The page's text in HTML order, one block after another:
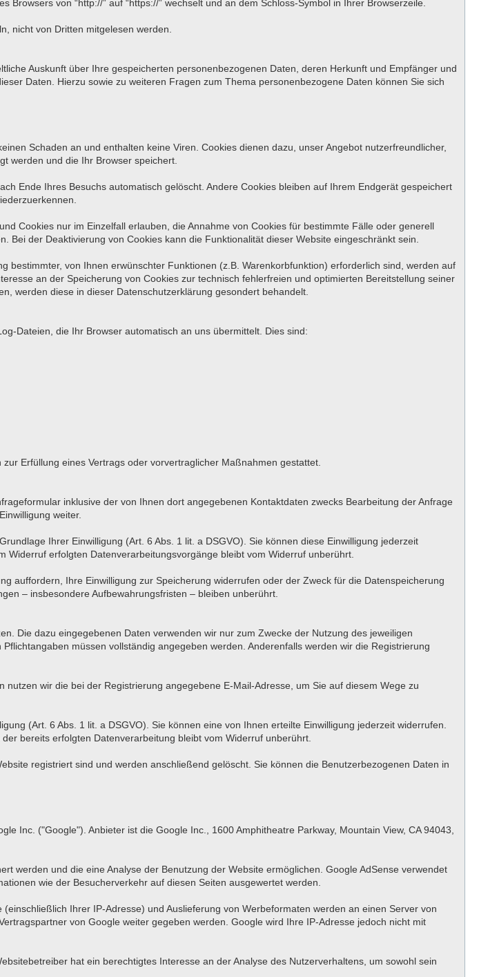
von “http://” auf “https://” wechselt und an dem Schloss-Symbol in Ihrer Browserzeile.
nicht von Dritten mitgelesen werden.
Auskunft über Ihre gespeicherten personenbezogenen Daten, deren Herkunft und Empfänger und
Daten. Hierzu sowie zu weiteren Fragen zum Thema personenbezogene Daten können Sie sich
Schaden an und enthalten keine Viren. Cookies dienen dazu, unser Angebot nutzerfreundlicher,
werden und die Ihr Browser speichert.
Ende Ihres Besuchs automatisch gelöscht. Andere Cookies bleiben auf Ihrem Endgerät gespeichert
Cookies nur im Einzelfall erlauben, die Annahme von Cookies für bestimmte Fälle oder generell
der Deaktivierung von Cookies kann die Funktionalität dieser Website eingeschränkt sein.
von Ihnen erwünschter Funktionen (z.B. Warenkorbfunktion) erforderlich sind, werden auf
an der Speicherung von Cookies zur technisch fehlerfreien und optimierten Bereitstellung seiner
werden diese in dieser Datenschutzerklärung gesondert behandelt.
Dateien, die Ihr Browser automatisch an uns übermittelt. Dies sind:
Erfüllung eines Vertrags oder vorvertraglicher Maßnahmen gestattet.
inklusive der von Ihnen dort angegebenen Kontaktdaten zwecks Bearbeitung der Anfrage
weiter.
Ihrer Einwilligung (Art. 6 Abs. 1 lit. a DSGVO). Sie können diese Einwilligung jederzeit
erfolgten Datenverarbeitungsvorgänge bleibt vom Widerruf unberührt.
auffordern, Ihre Einwilligung zur Speicherung widerrufen oder der Zweck für die Datenspeicherung
– insbesondere Aufbewahrungsfristen – bleiben unberührt.
Die dazu eingegebenen Daten verwenden wir nur zum Zwecke der Nutzung des jeweiligen
müssen vollständig angegeben werden. Anderenfalls werden wir die Registrierung
wir die bei der Registrierung angegebene E-Mail-Adresse, um Sie auf diesem Wege zu
(Art. 6 Abs. 1 lit. a DSGVO). Sie können eine von Ihnen erteilte Einwilligung jederzeit widerrufen.
bereits erfolgten Datenverarbeitung bleibt vom Widerruf unberührt.
registriert sind und werden anschließend gelöscht. Sie können die Benutzerbezogenen Daten in
Inc. ("Google"). Anbieter ist die Google Inc., 1600 Amphitheatre Parkway, Mountain View, CA 94043,
werden und die eine Analyse der Benutzung der Website ermöglichen. Google AdSense verwendet
wie der Besucherverkehr auf diesen Seiten ausgewertet werden.
Ihrer IP-Adresse) und Auslieferung von Werbeformaten werden an einen Server von
von Google weiter gegeben werden. Google wird Ihre IP-Adresse jedoch nicht mit
hat ein berechtigtes Interesse an der Analyse des Nutzerverhaltens, um sowohl sein